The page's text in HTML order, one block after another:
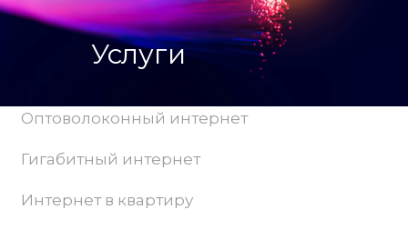
Услуги
Оптоволоконный интернет
Гигабитный интернет
Интернет в квартиру